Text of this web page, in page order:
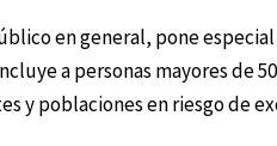
en general, pone
a personas mayores de
y poblaciones en riesgo de